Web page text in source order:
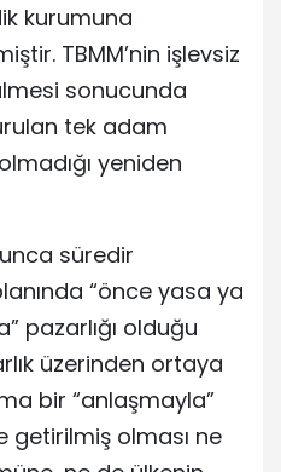
kurumuna
TBMM’nin işlevsiz
sonucunda
tek adam
yeniden
süredir
“önce yasa ya
pazarlığı olduğu
üzerinden ortaya
bir “anlaşmayla”
getirilmiş olması ne